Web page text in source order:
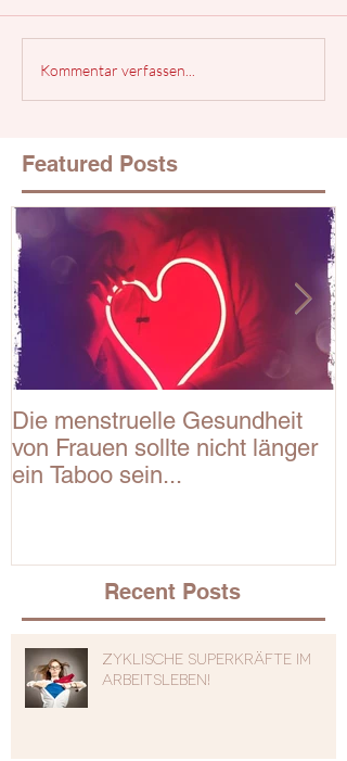
Kommentar verfassen...
Featured Posts
Die menstruelle Gesundheit
von Frauen sollte nicht länger
ein Taboo sein...
Recent Posts
Zyklische Superkräfte im
Arbeitsleben!